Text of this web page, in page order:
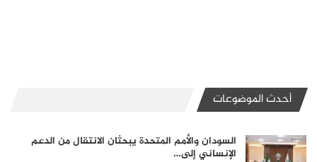
أحدث الموضوعات
السودان والأمم المتحدة يبحثان الانتقال من الدعم
الإنساني إلى…